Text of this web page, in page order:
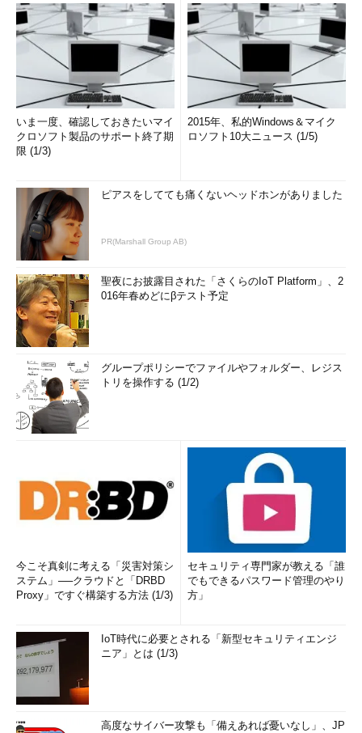
いま一度、確認しておきたいマイ
クロソフト製品のサポート終了期
限 (1/3)
2015年、私的Windows＆マイク
ロソフト10大ニュース (1/5)
ピアスをしてても痛くないヘッドホンがありました
PR(Marshall Group AB)
聖夜にお披露目された「さくらのIoT Platform」、2
016年春めどにβテスト予定
グループポリシーでファイルやフォルダー、レジス
トリを操作する (1/2)
今こそ真剣に考える「災害対策シ
ステム」──クラウドと「DRBD
Proxy」ですぐ構築する方法 (1/3)
セキュリティ専門家が教える「誰
でもできるパスワード管理のやり
方」
IoT時代に必要とされる「新型セキュリティエンジ
ニア」とは (1/3)
高度なサイバー攻撃も「備えあれば憂いなし」、JP